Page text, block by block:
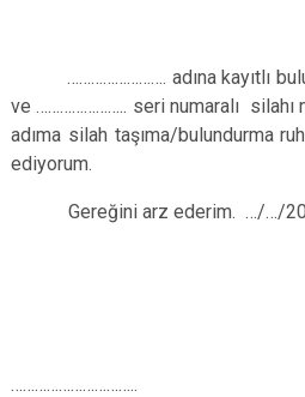
……………………. adına kayıtlı
ve ………………….. seri numaralı silahı
adıma silah taşıma/bulundurma
ediyorum.
Gereğini arz ederim. …/…/
…………………………..